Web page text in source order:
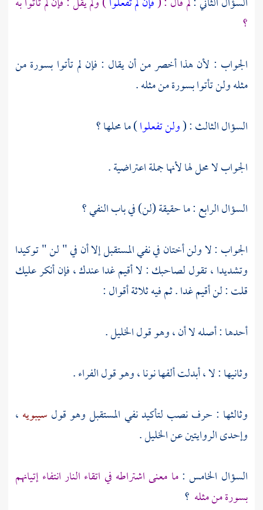
؟
الجواب : لأن هذا أخصر من أن يقال : فإن لم تأتوا بسورة من
مثله ولن تأتوا بسورة من مثله .
السؤال الثالث : (ولن تفعلوا) ما محلها ؟
الجواب لا محل لها لأنها جملة اعتراضية .
السؤال الرابع : ما حقيقة (لن) في باب النفي ؟
الجواب : لا ولن أختان في نفي المستقبل إلا أن في " لن " توكيدا
وتشديدا ، تقول لصاحبك : لا أقيم غدا عندك ، فإن أنكر عليك
قلت : لن أقيم غدا . ثم فيه ثلاثة أقوال :
أحدها : أصله لا أن ، وهو قول الخليل .
وثانيها : لا ، أبدلت ألفها نونا ، وهو قول الفراء .
وثالثها : حرف نصب لتأكيد نفي المستقبل وهو قول سيبويه ،
وإحدى الروايتين عنالخليل.
السؤال الخامس :ما معنى اشتراطه في اتقاء النار انتفاء إتيانهم
بسورة من مثله ؟